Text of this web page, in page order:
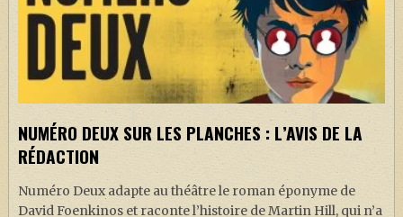
NUMÉRO DEUX SUR LES PLANCHES : L’AVIS DE LA
RÉDACTION
Numéro Deux adapte au théâtre le roman éponyme de
David Foenkinos et raconte l’histoire de Martin Hill, qui n’a